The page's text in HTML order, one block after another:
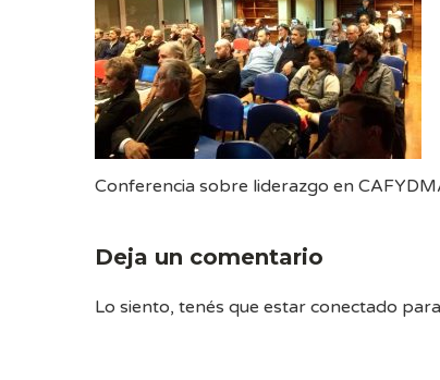
Conferencia sobre liderazgo en
Deja un comentario
Lo siento, tenés que estar conectado